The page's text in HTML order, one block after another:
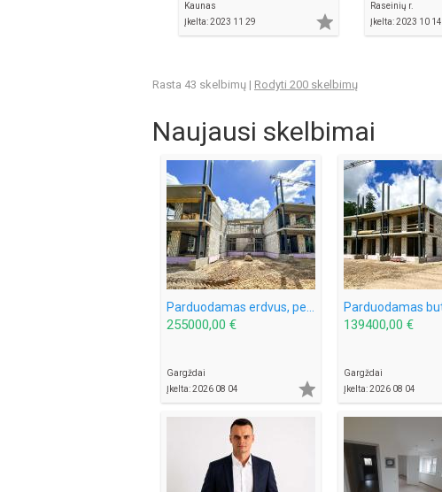
Kaunas
Įkelta: 2023 11 29

Raseinių r.
Įkelta: 2023 10 14
Rasta 43 skelbimų | Rodyti 200 skelbimų
Naujausi skelbimai
255000,00 €
Gargždai
Įkelta: 2026 08 04

139400,00 €
Gargždai
Įkelta: 2026 08 04